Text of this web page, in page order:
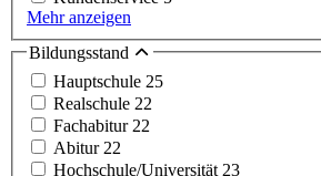
Mehr anzeigen
Bildungsstand
Hauptschule 25
Realschule 22
Fachabitur 22
Abitur 22
Hochschule/Universität 23